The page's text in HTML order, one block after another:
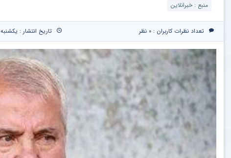
منبع : خبرانلاین
تعداد نظرات کاربران : ۰ نظر تاریخ انتشار : یکشنبه ۲۶ اسفند ۱۴۰۳ | ۱۰:۳۱